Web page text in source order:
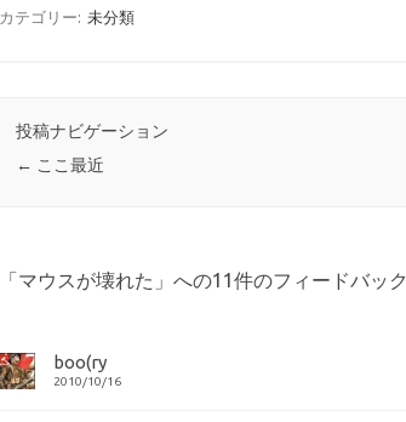
カテゴリー: 未分類
投稿ナビゲーション
← ここ最近
「マウスが壊れた 」への11件のフィードバック
boo(ry
2010/10/16